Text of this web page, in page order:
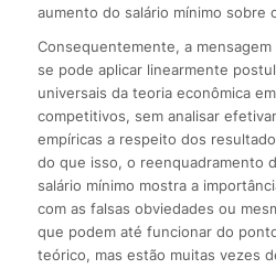
aumento do salário mínimo sobre
Consequentemente, a
se pode aplicar linearmente
universais da teoria econômica
competitivos, sem analisar
empíricas a respeito dos
do que isso, o reenquadramento
salário mínimo mostra a
com as falsas obviedades ou
que podem até funcionar do
teórico, mas estão muitas vezes